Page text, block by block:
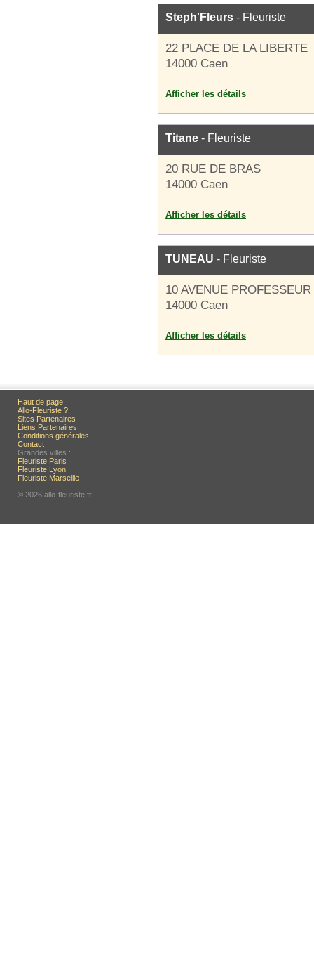
Steph'Fleurs - Fleuriste
22 PLACE DE LA LIBERTE
14000 Caen
Afficher les détails
Titane - Fleuriste
20 RUE DE BRAS
14000 Caen
Afficher les détails
TUNEAU - Fleuriste
10 AVENUE
14000 Caen
Afficher les détails
Haut de page
Allo-Fleuriste ?
Sites Partenaires
Liens Partenaires
Conditions générales
Contact
Grandes villes :
Fleuriste Paris
Fleuriste Lyon
Fleuriste Marseille
© 2026 allo-fleuriste.fr